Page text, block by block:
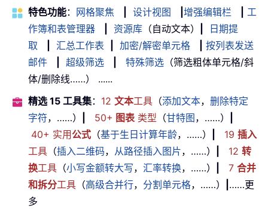
特色功能： 网格聚焦 设计视图 增强编辑栏
工
作簿和表管理器
资源库 （自动文本）
日期提
取
汇总工作表 加密/解密单元格
按列表发送
邮件
超级筛选 特殊筛选 （筛选粗体单元格/斜
体/删除线……） ......
精选 15 工具集： 12 文本工具 （添加文本， 删除特定
字符，……） 50+ 图表类型 （甘特图 ，……）
40+ 实用公式 （基于生日计算年龄，……） 19 插入
工具 （插入二维码， 从路径插入图片，……） 12 转
换工具 （小写金额转大写， 汇率转换，……） 7 合并
和拆分工具 （高级合并行， 分割单元格，……）
……更
多